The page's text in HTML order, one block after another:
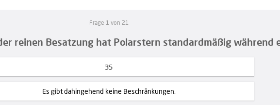
Frage 1 von 21
reinen Besatzung hat Polarstern standardmäßig während
35
Es gibt dahingehend keine Beschränkungen.